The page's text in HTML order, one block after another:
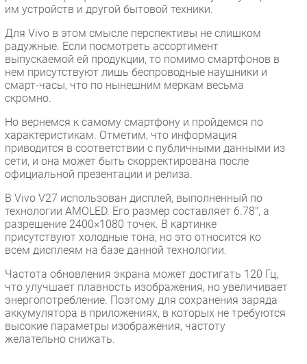
им устройств и другой бытовой техники.
Для Vivo в этом смысле перспективы не слишком
радужные. Если посмотреть ассортимент
выпускаемой ей продукции, то помимо смартфонов в
нем присутствуют лишь беспроводные наушники и
смарт-часы, что по нынешним меркам весьма
скромно.
Но вернемся к самому смартфону и пройдемся по
характеристикам. Отметим, что информация
приводится в соответствии с публичными данными из
сети, и она может быть скорректирована после
официальной презентации и релиза.
В Vivo V27 использован дисплей, выполненный по
технологии AMOLED. Его размер составляет 6.78", а
разрешение 2400×1080 точек. В картинке
присутствуют холодные тона, но это относится ко
всем дисплеям на базе данной технологии.
Частота обновления экрана может достигать 120 Гц,
что улучшает плавность изображения, но увеличивает
энергопотребление. Поэтому для сохранения заряда
аккумулятора в приложениях, в которых не требуются
высокие параметры изображения, частоту
желательно снижать.